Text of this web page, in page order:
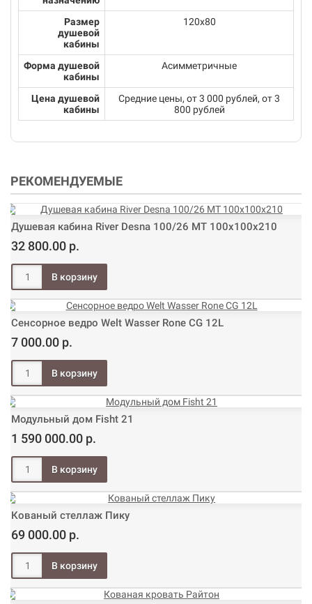
Размер
душевой
кабины
120x80
Форма душевой
кабины
Асимметричные
Цена душевой
кабины
Средние цены, от 3 000 рублей, от 3
800 рублей
РЕКОМЕНДУЕМЫЕ
Душевая кабина River Desna 100/26 МТ 100х100х210
32 800.00 р.
Сенсорное ведро Welt Wasser Rone CG 12L
7 000.00 р.
Модульный дом Fisht 21
1 590 000.00 р.
Кованый стеллаж Пику
69 000.00 р.